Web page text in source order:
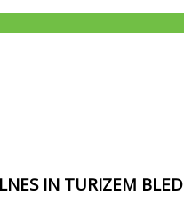
IN TURIZEM BLED